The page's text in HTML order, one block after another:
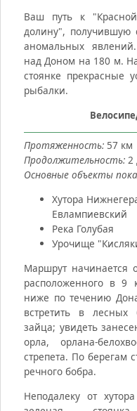
Ваш путь к
долину", получившую
аномальных
над Доном на 180 м.
стоянке прекрасные
рыбалки.
Протяженность: 57 км
Продолжительность: 2
Основные объекты
Хутора
Евлампиевский
Река Голубая
Урочище
Маршрут начинается
расположенного в 9
ниже по течению
встретить в лесных
зайца; увидеть
орла, орлана-
стрепета. По берегам
речного бобра.
Неподалеку от